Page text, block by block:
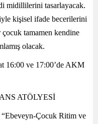
midillilerini tasarlayacak.
kişisel ifade becerilerini
tamamen kendine
olacak.
16:00 ve 17:00’de AKM
ATÖLYESİ
Çocuk Ritim ve